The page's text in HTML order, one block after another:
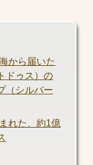
から届いた
ドゥス）の
（シルバー
れた、約1億